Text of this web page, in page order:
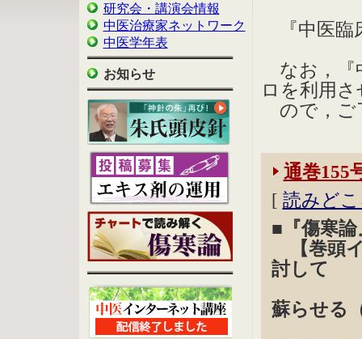
研究会・講演会情報
中医治療家ネットワーク
中医学年表
お知らせ
『中医臨
なお，『
ロを利用
ので，ご
通巻155
[ 読みど
■『傷寒
【巻頭
討して
蘇らせる